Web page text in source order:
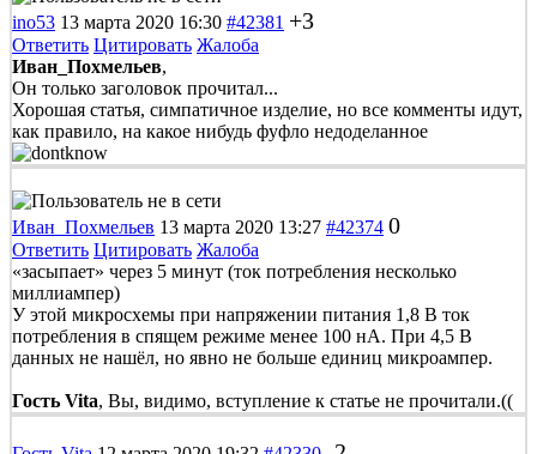
ino53 13 марта 2020 16:30 #42381 +3
Ответить Цитировать Жалоба
Иван_Похмельев,
Он только заголовок прочитал...
Хорошая статья, симпатичное изделие, но все комменты идут,
как правило, на какое нибудь фуфло недоделанное
Иван_Похмельев 13 марта 2020 13:27 #42374 0
Ответить Цитировать Жалоба
«засыпает» через 5 минут (ток потребления несколько
миллиампер)
У этой микросхемы при напряжении питания 1,8 В ток
потребления в спящем режиме менее 100 нА. При 4,5 В
данных не нашёл, но явно не больше единиц микроампер.
Гость Vita, Вы, видимо, вступление к статье не прочитали.((